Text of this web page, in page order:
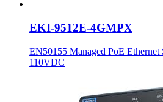
EKI-9512E-4GMPX
EN50155 Managed PoE
110VDC